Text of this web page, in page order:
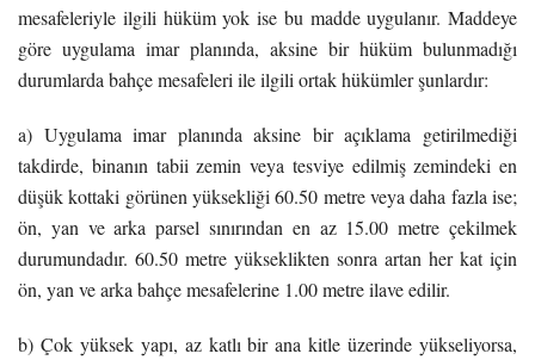
mesafeleriyle ilgili hüküm yok ise bu madde uygulanır. Maddeye
göre uygulama imar planında, aksine bir hüküm bulunmadığı
durumlarda bahçe mesafeleri ile ilgili ortak hükümler şunlardır:
a) Uygulama imar planında aksine bir açıklama getirilmediği
takdirde, binanın tabii zemin veya tesviye edilmiş zemindeki en
düşük kottaki görünen yüksekliği 60.50 metre veya daha fazla ise;
ön, yan ve arka parsel sınırından en az 15.00 metre çekilmek
durumundadır. 60.50 metre yükseklikten sonra artan her kat için
ön, yan ve arka bahçe mesafelerine 1.00 metre ilave edilir.
b) Çok yüksek yapı, az katlı bir ana kitle üzerinde yükseliyorsa,